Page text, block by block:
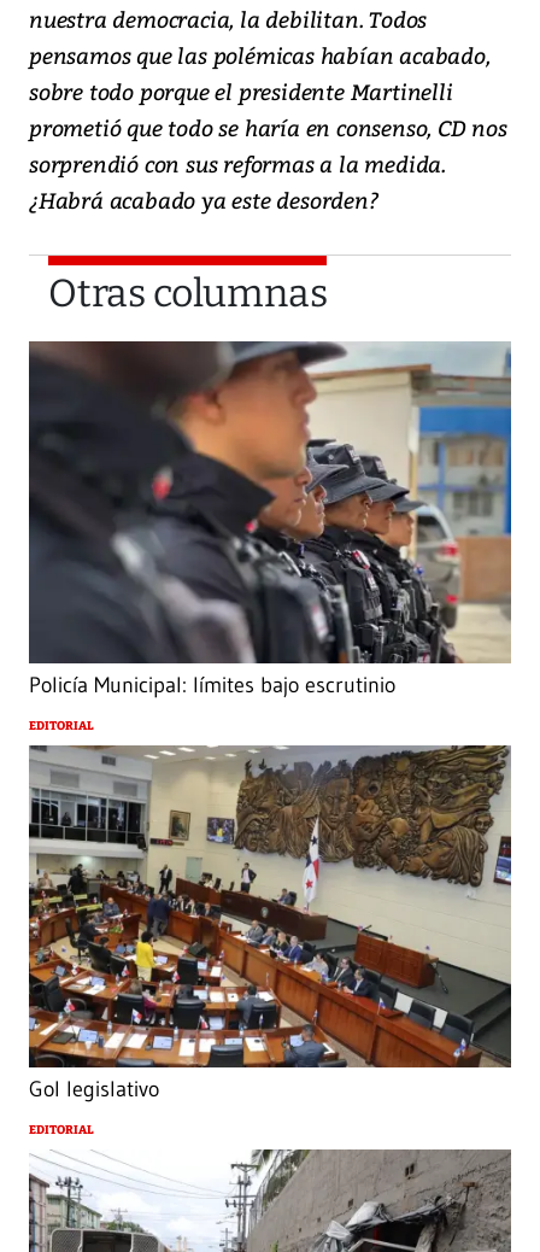
nuestra democracia, la debilitan. Todos
pensamos que las polémicas habían acabado,
sobre todo porque el presidente Martinelli
prometió que todo se haría en consenso, CD nos
sorprendió con sus reformas a la medida.
¿Habrá acabado ya este desorden?
Otras columnas
Policía Municipal: límites bajo escrutinio
EDITORIAL
Gol legislativo
EDITORIAL